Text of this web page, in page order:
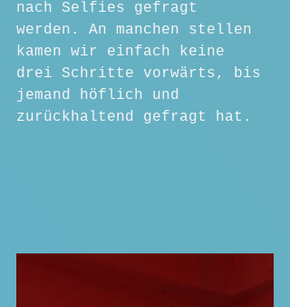
nach Selfies gefragt
werden. An manchen stellen
kamen wir einfach keine
drei Schritte vorwärts, bis
jemand höflich und
zurückhaltend gefragt hat.